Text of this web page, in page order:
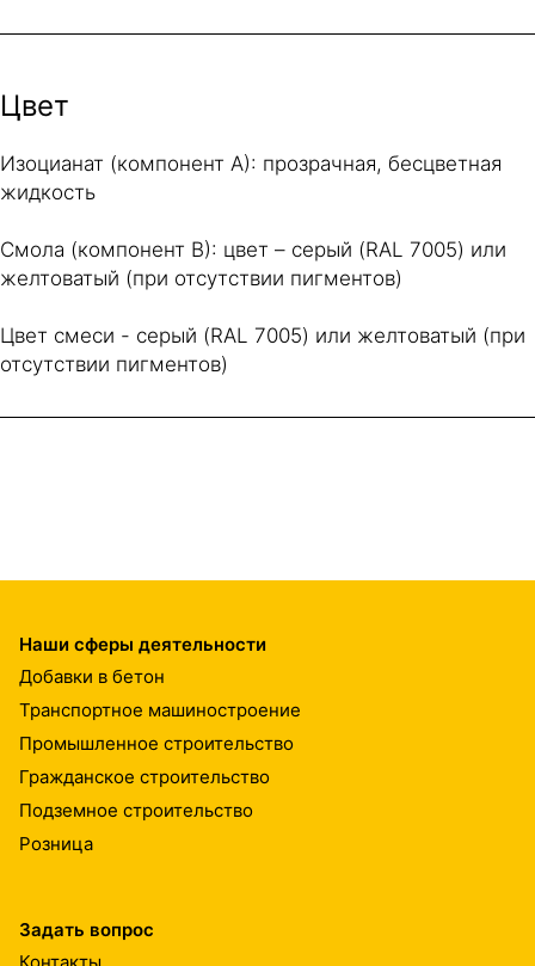
Цвет
Изоцианат (компонент А): прозрачная, бесцветная
жидкость
Смола (компонент В): цвет – серый (RAL 7005) или
желтоватый (при отсутствии пигментов)
Цвет смеси - серый (RAL 7005) или желтоватый (при
отсутствии пигментов)
Наши сферы деятельности
Добавки в бетон
Транспортное машиностроение
Промышленное строительство
Гражданское строительство
Подземное строительство
Розница
Задать вопрос